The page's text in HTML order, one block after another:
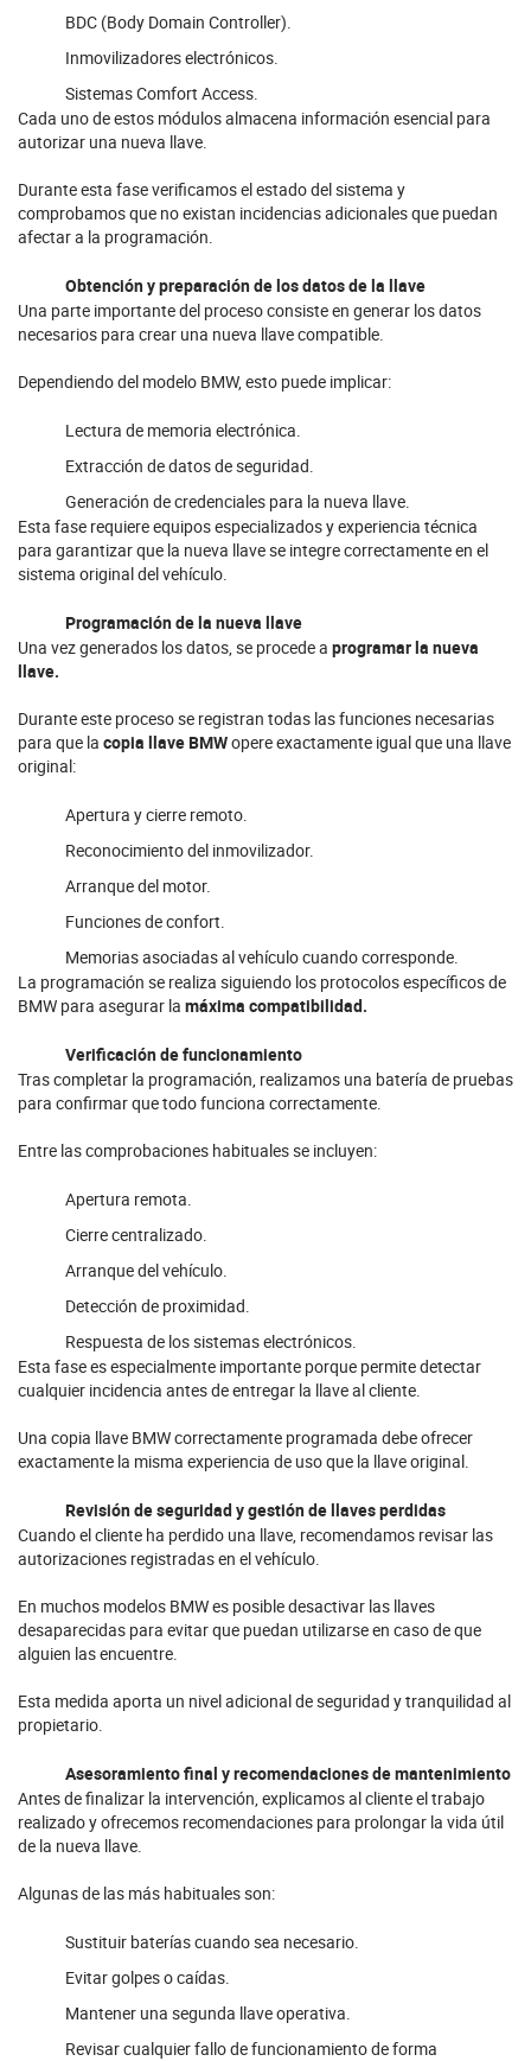
BDC (Body Domain Controller).
Inmovilizadores electrónicos.
Sistemas Comfort Access.
Cada uno de estos módulos almacena información esencial para
autorizar una nueva llave.
Durante esta fase verificamos el estado del sistema y
comprobamos que no existan incidencias adicionales que puedan
afectar a la programación.
Obtención y preparación de los datos de la llave
Una parte importante del proceso consiste en generar los datos
necesarios para crear una nueva llave compatible.
Dependiendo del modelo BMW, esto puede implicar:
Lectura de memoria electrónica.
Extracción de datos de seguridad.
Generación de credenciales para la nueva llave.
Esta fase requiere equipos especializados y experiencia técnica
para garantizar que la nueva llave se integre correctamente en el
sistema original del vehículo.
Programación de la nueva llave
Una vez generados los datos, se procede a programar la nueva
llave.
Durante este proceso se registran todas las funciones necesarias
para que la copia llave BMWopere exactamente igual que una llave
original:
Apertura y cierre remoto.
Reconocimiento del inmovilizador.
Arranque del motor.
Funciones de confort.
Memorias asociadas al vehículo cuando corresponde.
La programación se realiza siguiendo los protocolos específicos de
BMW para asegurar la máxima compatibilidad.
Verificación de funcionamiento
Tras completar la programación, realizamos una batería de pruebas
para confirmar que todo funciona correctamente.
Entre las comprobaciones habituales se incluyen:
Apertura remota.
Cierre centralizado.
Arranque del vehículo.
Detección de proximidad.
Respuesta de los sistemas electrónicos.
Esta fase es especialmente importante porque permite detectar
cualquier incidencia antes de entregar la llave al cliente.
Una copia llave BMW correctamente programada debe ofrecer
exactamente la misma experiencia de uso que la llave original.
Revisión de seguridad y gestión de llaves perdidas
Cuando el cliente ha perdido una llave, recomendamos revisar las
autorizaciones registradas en el vehículo.
En muchos modelos BMW es posible desactivar las llaves
desaparecidas para evitar que puedan utilizarse en caso de que
alguien las encuentre.
Esta medida aporta un nivel adicional de seguridad y tranquilidad al
propietario.
Asesoramiento final y recomendaciones de mantenimiento
Antes de finalizar la intervención, explicamos al cliente el trabajo
realizado y ofrecemos recomendaciones para prolongar la vida útil
de la nueva llave.
Algunas de las más habituales son:
Sustituir baterías cuando sea necesario.
Evitar golpes o caídas.
Mantener una segunda llave operativa.
Revisar cualquier fallo de funcionamiento de forma